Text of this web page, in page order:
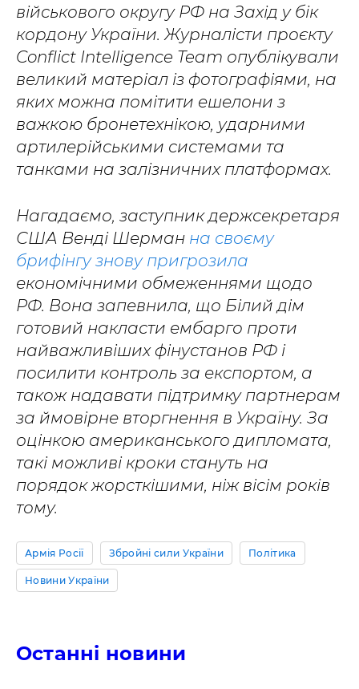
військового округу РФ на Захід у бік
кордону України. Журналісти проєкту
Conflict Intelligence Team опублікували
великий матеріал із фотографіями, на
яких можна помітити ешелони з
важкою бронетехнікою, ударними
артилерійськими системами та
танками на залізничних платформах.
Нагадаємо, заступник держсекретаря
США Венді Шерман на своєму
брифінгу знову пригрозила
економічними обмеженнями щодо
РФ. Вона запевнила, що Білий дім
готовий накласти ембарго проти
найважливіших фінустанов РФ і
посилити контроль за експортом, а
також надавати підтримку партнерам
за ймовірне вторгнення в Україну. За
оцінкою американського дипломата,
такі можливі кроки стануть на
порядок жорсткішими, ніж вісім років
тому.
Армія Росії Збройні сили України Політика
Новини України
Останні новини